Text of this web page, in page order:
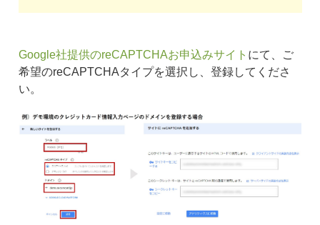
Google社提供のreCAPTCHAお申込みサイト にて、ご
希望のreCAPTCHAタイプを選択し、登録してくださ
い。